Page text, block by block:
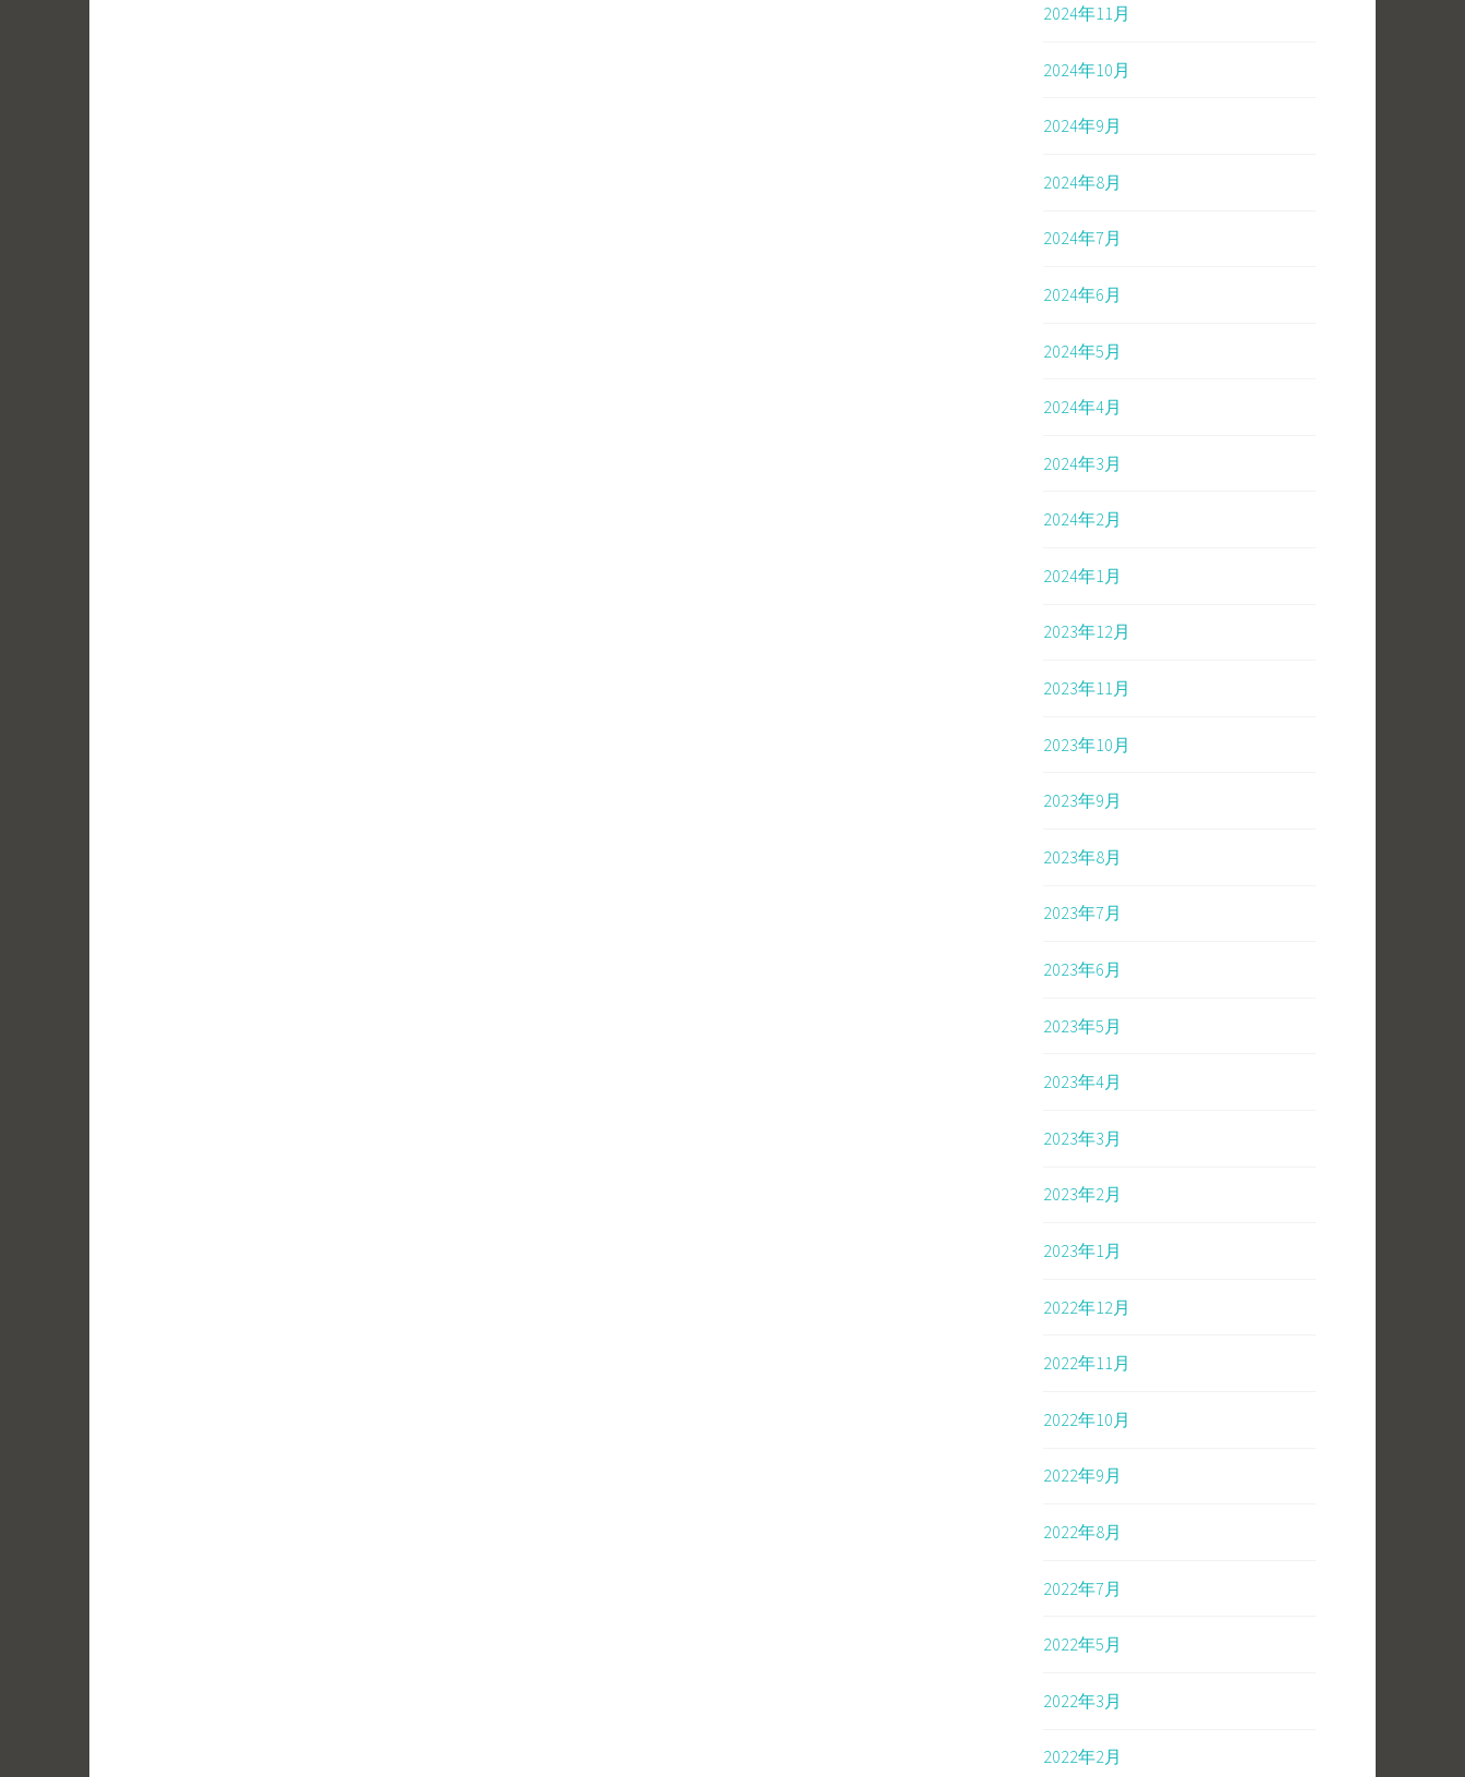
2024年11月
2024年10月
2024年9月
2024年8月
2024年7月
2024年6月
2024年5月
2024年4月
2024年3月
2024年2月
2024年1月
2023年12月
2023年11月
2023年10月
2023年9月
2023年8月
2023年7月
2023年6月
2023年5月
2023年4月
2023年3月
2023年2月
2023年1月
2022年12月
2022年11月
2022年10月
2022年9月
2022年8月
2022年7月
2022年5月
2022年3月
2022年2月